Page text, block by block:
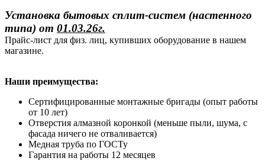
Установка бытовых сплит-систем (настенного
типа) от 01.03.26г.
Прайс-лист для физ. лиц, купивших оборудование в нашем
магазине.
Наши преимущества:
Сертифицированные монтажные бригады (опыт работы
от 10 лет)
Отверстия алмазной коронкой (меньше пыли, шума, с
фасада ничего не отваливается)
Медная труба по ГОСТу
Гарантия на работы 12 месяцев